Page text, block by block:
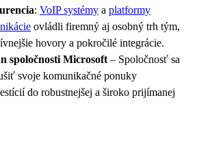
: VoIP systémy a platformy
ovládli firemný aj osobný trh tým,
hovory a pokročilé integrácie.
spoločnosti Microsoft – Spoločnosť sa
svoje komunikačné ponuky
do robustnejšej a široko prijímanej